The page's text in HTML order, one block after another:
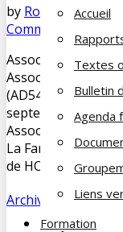
Accueil
Textes
Bulletin
Agenda
Liens
Formation
by Robert
Comments
Association
Association
(AD54) FORUM
septembre dernier
Associations
La Famille du
de HOMECOURT
Archives PF